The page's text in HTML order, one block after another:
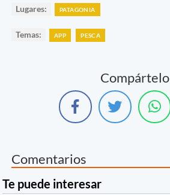
Lugares: PATAGONIA
Temas: APP PESCA
Compártelo
Comentarios